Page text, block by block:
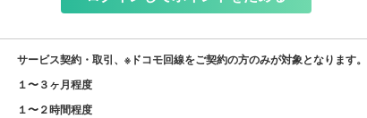
サービス契約・取引、※ドコモ回線をご契約の方のみが対象となります。
１〜３ヶ月程度
１〜２時間程度